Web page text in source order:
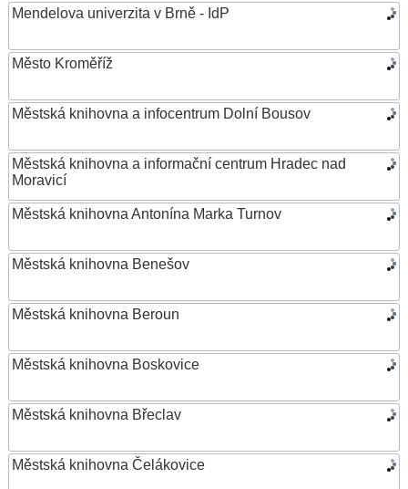
Mendelova univerzita v Brně - IdP
Město Kroměříž
Městská knihovna a infocentrum Dolní Bousov
Městská knihovna a informační centrum Hradec nad
Moravicí
Městská knihovna Antonína Marka Turnov
Městská knihovna Benešov
Městská knihovna Beroun
Městská knihovna Boskovice
Městská knihovna Břeclav
Městská knihovna Čelákovice